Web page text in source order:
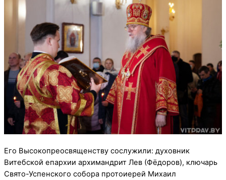
Его Высокопреосвященству сослужили: духовник
Витебской епархии архимандрит Лев (Фёдоров), ключарь
Свято-Успенского собора протоиерей Михаил